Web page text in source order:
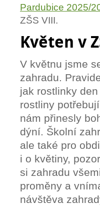
Pardubice 2025/
ZŠS VIII.
Květen v
V květnu jsme
zahradu.
jak rostlinky
rostliny
nám přinesly
dýní. Školní
ale také pro
i o květiny,
si zahradu
proměny a
návštěva